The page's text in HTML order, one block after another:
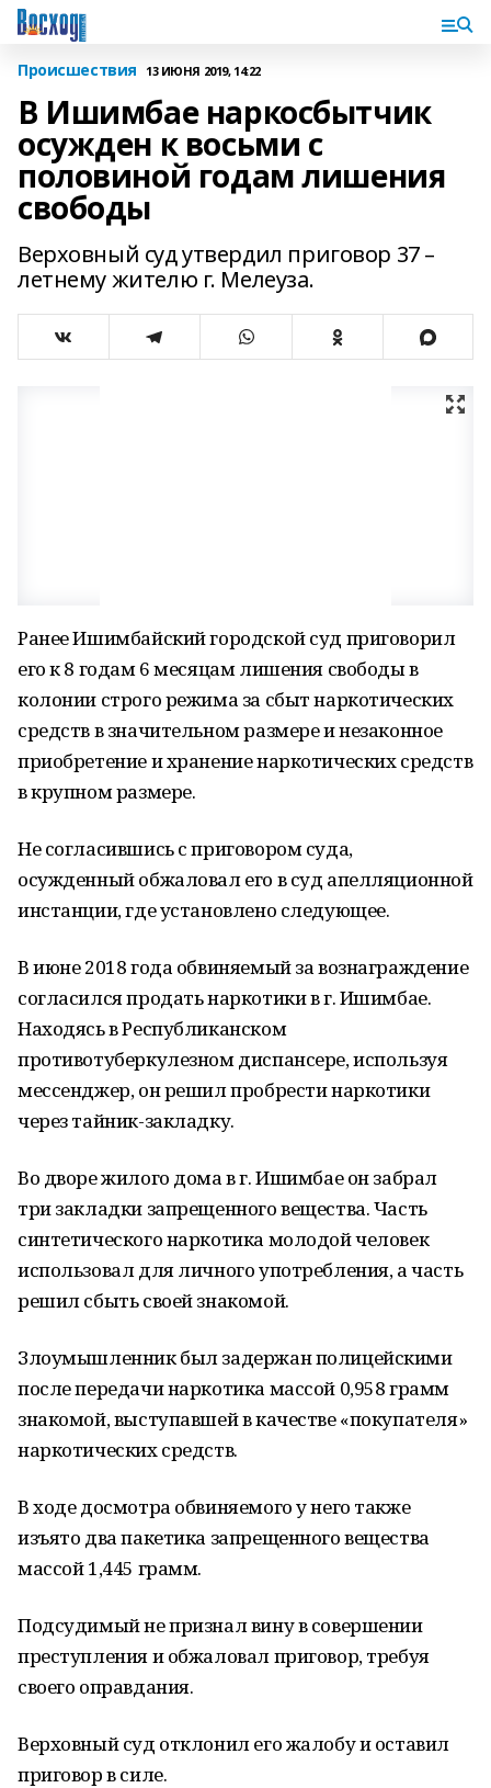
Происшествия 13 ИЮНЯ 2019, 14:22
В Ишимбае наркосбытчик
осужден к восьми с
половиной годам лишения
свободы
Верховный суд утвердил приговор 37 –
летнему жителю г. Мелеуза.
Ранее Ишимбайский городской суд приговорил
его к 8 годам 6 месяцам лишения свободы в
колонии строго режима за сбыт наркотических
средств в значительном размере и незаконное
приобретение и хранение наркотических средств
в крупном размере.
Не согласившись с приговором суда,
осужденный обжаловал его в суд апелляционной
инстанции, где установлено следующее.
В июне 2018 года обвиняемый за вознаграждение
согласился продать наркотики в г. Ишимбае.
Находясь в Республиканском
противотуберкулезном диспансере, используя
мессенджер, он решил пробрести наркотики
через тайник-закладку.
Во дворе жилого дома в г. Ишимбае он забрал
три закладки запрещенного вещества. Часть
синтетического наркотика молодой человек
использовал для личного употребления, а часть
решил сбыть своей знакомой.
Злоумышленник был задержан полицейскими
после передачи наркотика массой 0,958 грамм
знакомой, выступавшей в качестве «покупателя»
наркотических средств.
В ходе досмотра обвиняемого у него также
изъято два пакетика запрещенного вещества
массой 1,445 грамм.
Подсудимый не признал вину в совершении
преступления и обжаловал приговор, требуя
своего оправдания.
Верховный суд отклонил его жалобу и оставил
приговор в силе.